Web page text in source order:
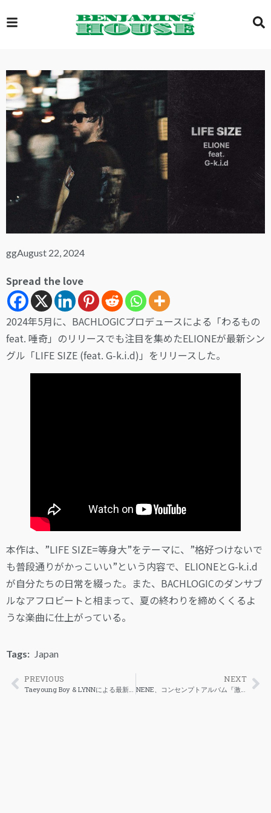
EXCLUSIVE
GLOBAL
VIDEOS
GALLERY
ggAugust 22, 2024
Spread the love
2024年5月に、BACHLOGICプロデュースによる「わるもの
feat. 唾奇」のリリースでも注目を集めたELIONEが最新シン
グル「LIFE SIZE (feat. G-k.i.d)」をリリースした。
本作は、”LIFE SIZE=等身大”をテーマに、”格好つけないで
も普段通りがかっこいい”という内容で、ELIONEとG-k.i.d
が自分たちの日常を綴った。また、BACHLOGICのダンサブ
ルなアフロビートと相まって、夏の終わりを締めくくるよ
うな楽曲に仕上がっている。
Tags: Japan
PREVIOUS NEXT